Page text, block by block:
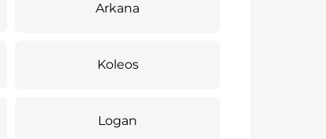
Arkana
Koleos
Logan